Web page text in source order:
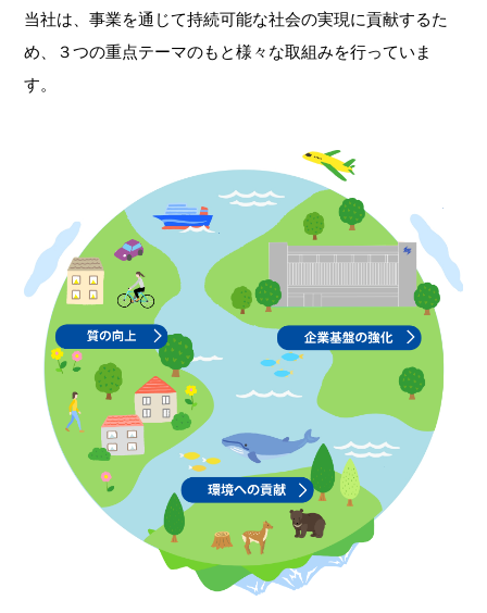
当社は、事業を通じて持続可能な社会の実現に貢献するた
め、３つの重点テーマのもと様々な取組みを行っていま
す。
質の向上
環境への貢献